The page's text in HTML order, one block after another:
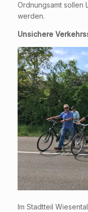
Ordnungsamt sollen
werden.
Unsichere
Im Stadtteil